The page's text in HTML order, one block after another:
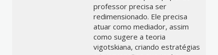
professor precisa ser
redimensionado. Ele precisa
atuar como mediador, assim
como sugere a teoria
vigotskiana, criando estratégias